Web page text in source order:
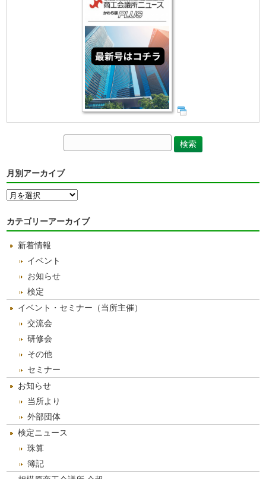
月別アーカイブ
月
ー
イ
カテゴリーアーカイブ
新着情報
イベント
お知らせ
検定
イベント・セミナー（当所主催）
交流会
研修会
その他
セミナー
お知らせ
当所より
外部団体
検定ニュース
珠算
簿記